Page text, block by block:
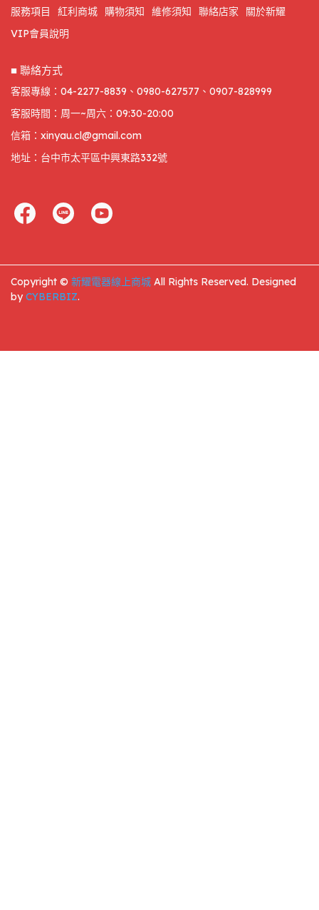
服務項目 紅利商城 購物須知 維修須知 聯絡店家
關於新耀
VIP會員說明
■ 聯絡方式
客服專線：04-2277-8839、0980-627577、0907-828999
客服時間：周一~周六：09:30-20:00
信箱：xinyau.cl@gmail.com
地址：台中市太平區中興東路332號
Copyright © 新耀電器線上商城 All Rights Reserved. Designed
byCYBERBIZ.